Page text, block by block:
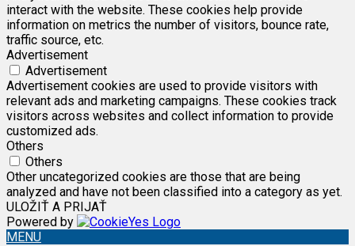
interact with the website. These cookies help provide
information on metrics the number of visitors, bounce rate,
traffic source, etc.
Advertisement
Advertisement
Advertisement cookies are used to provide visitors with
relevant ads and marketing campaigns. These cookies track
visitors across websites and collect information to provide
customized ads.
Others
Others
Other uncategorized cookies are those that are being
analyzed and have not been classified into a category as yet.
ULOŽIŤ A PRIJAŤ
Powered by
MENU